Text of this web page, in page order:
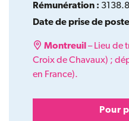
Rémunération :
Date de prise de
Montreuil – Lieu de
Croix de Chavaux) ;
en France).
Pour